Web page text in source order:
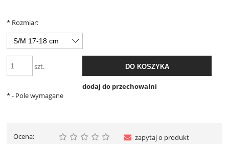
* Rozmiar:
szt. DO KOSZYKA
dodaj do przechowalni
*- Pole wymagane
Ocena:
zapytaj o produkt